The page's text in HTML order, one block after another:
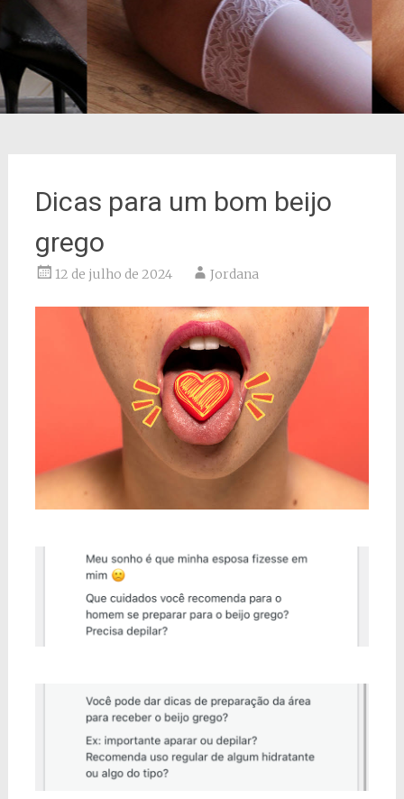
Dicas para um bom beijo
grego
12 de julho de 2024 Jordana